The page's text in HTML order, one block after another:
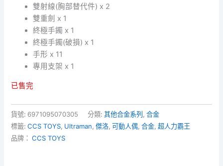
雙射線(胸部替代件) x 2
雙重劍 x 1
終極手鐲 x 1
終極手鐲(破損) x 1
手形 x 11
專用支架 x 1
已售完
貨號: 6971095070305 分類:其他合金系列 ,合金
標籤:CCS TOYS, Ultraman,傑洛,可動人偶,合金,超人力霸王
品牌：CCS TOYS